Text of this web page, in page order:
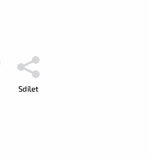
Sdílet